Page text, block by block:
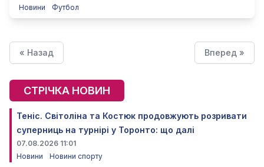
Новини Футбол
« Назад Вперед »
СТРІЧКА НОВИН
Теніс. Світоліна та Костюк продовжують розривати
суперниць на турнірі у Торонто: що далі
07.08.2026 11:01
Новини
Новини спорту